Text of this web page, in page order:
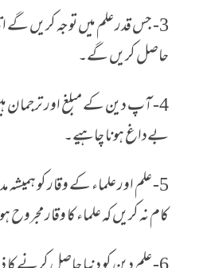
3- جس قدر علم میں توجہ کریں گے
حاصل کریں گے۔
4- آپ دین کے مبلغ اور ترجمان
بےداغ ہونا چاہیے۔
5- علم اور علماء کے وقار کو ہمیشہ
کام نہ کریں کہ علماء کا وقار مجروح